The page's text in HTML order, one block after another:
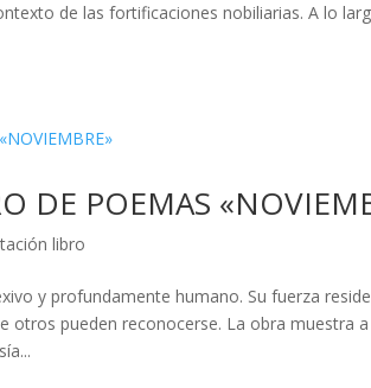
de las fortificaciones nobiliarias. A lo
DE POEMAS
libro
y profundamente humano. Su fuerza
otros pueden reconocerse. La obra muestra